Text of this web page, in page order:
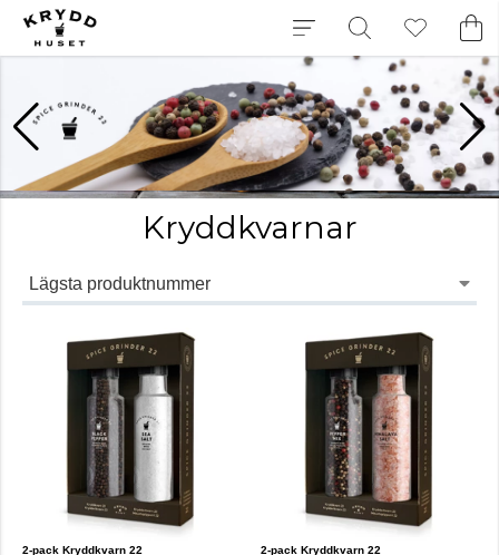
Kryddkvarnar
Lägsta produktnummer
2-pack Kryddkvarn 22
2-pack Kryddkvarn 22